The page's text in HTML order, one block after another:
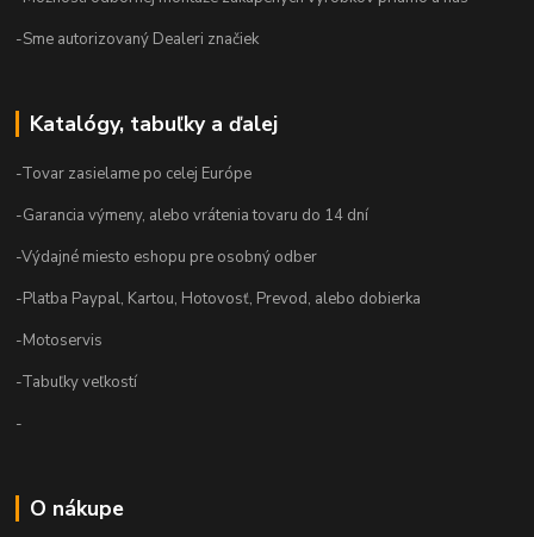
-Sme autorizovaný Dealeri značiek
Katalógy, tabuľky a ďalej
-Tovar zasielame po celej Európe
-Garancia výmeny, alebo vrátenia tovaru do 14 dní
-Výdajné miesto eshopu pre osobný odber
-Platba Paypal, Kartou, Hotovosť, Prevod, alebo dobierka
-Motoservis
-Tabuľky veľkostí
-
O nákupe